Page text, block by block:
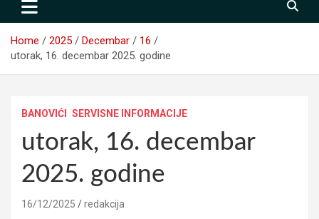
Home 2025 Decembar
16
utorak, 16. decembar 2025. godine
BANOVIĆI SERVISNE INFORMACIJE
utorak, 16. decembar
2025. godine
16/12/2025 redakcija